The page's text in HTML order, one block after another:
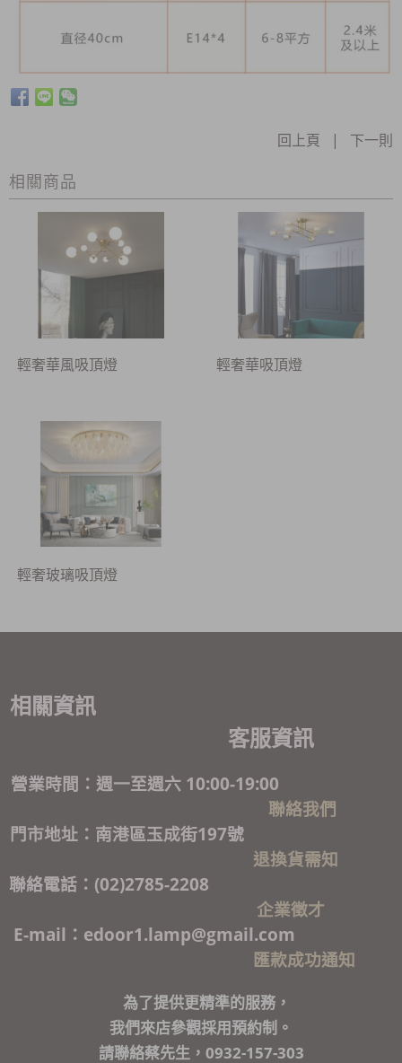
回上頁 | 下一則
相關商品
輕奢華風吸頂燈 輕奢華吸頂燈
輕奢玻璃吸頂燈
相關資訊
客服資訊
營業時間：週一至週六 10:00-19:00
聯絡我們
門市地址：南港區玉成街197號
退換貨需知
聯絡電話：(02)2785-2208
企業徵才
E-mail：edoor1.lamp@gmail.com
匯款成功通知
為了提供更精準的服務，
我們來店參觀採用預約制。
請聯絡蔡先生，0932-157-303